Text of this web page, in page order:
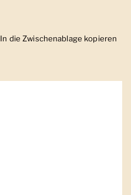
In die Zwischenablage kopieren